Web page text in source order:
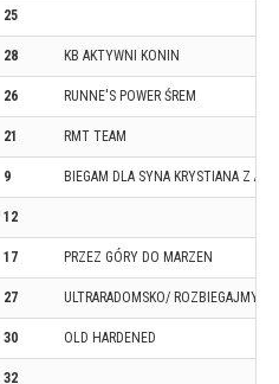
25
28 KB AKTYWNI KONIN
26 RUNNE'S POWER ŚREM
21 RMT TEAM
9 BIEGAM DLA SYNA KRYSTIANA Z
12
17 PRZEZ GÓRY DO MARZEN
27 ULTRARADOMSKO/ ROZBIEGAJMY
30 OLD HARDENED
32